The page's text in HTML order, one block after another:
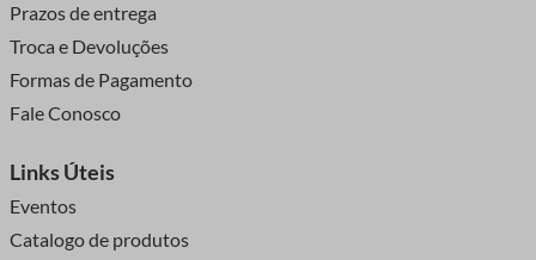
Prazos de entrega
Troca e Devoluções
Formas de Pagamento
Fale Conosco
Links Úteis
Eventos
Catalogo de produtos